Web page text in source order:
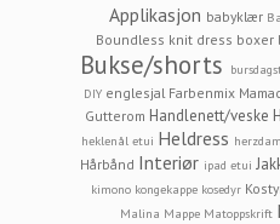
Applikasjon babyklær
Boundless knit dress boxer
Bukse/shorts
DIY englesjal Farbenmix
Gutterom Handlenett/veske
heklenål etui Heldress
Hårbånd Interiør ipad etui
kimono kongekappe kosedyr
Malina Mappe Matoppskrift